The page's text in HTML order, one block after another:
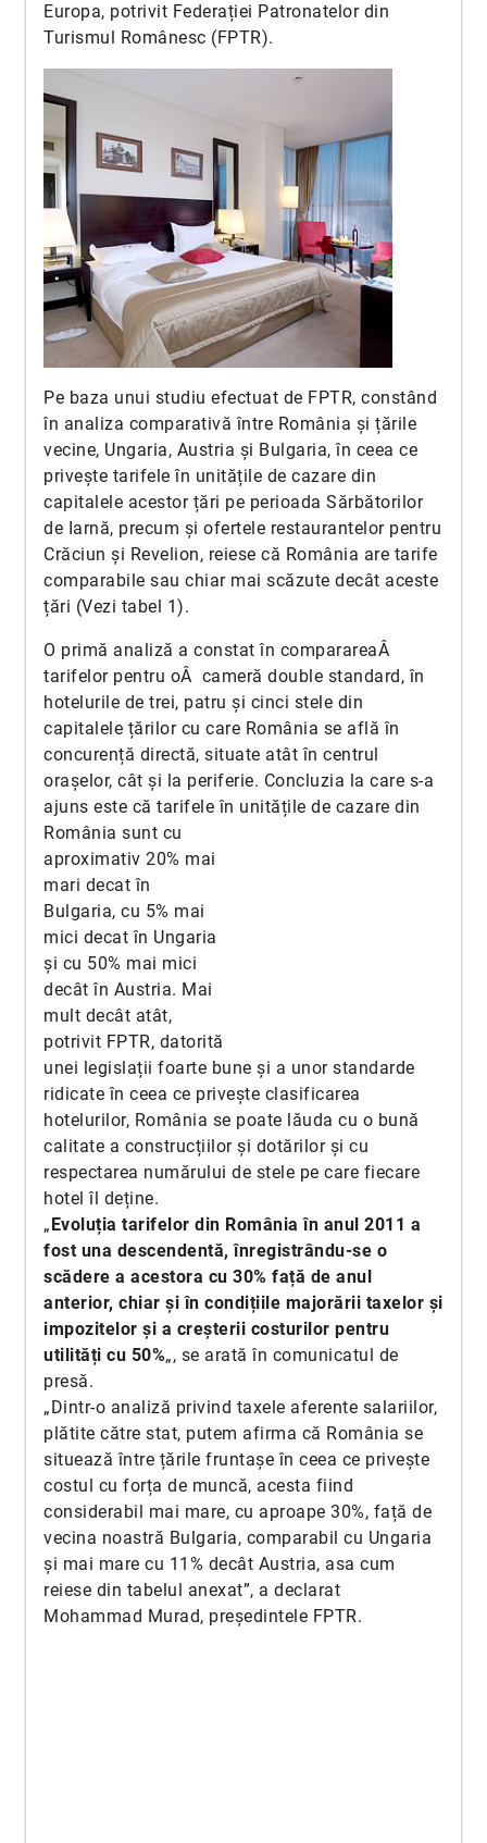
Europa, potrivit Federației Patronatelor din
Turismul Românesc (FPTR).
Pe baza unui studiu efectuat de FPTR, constând
în analiza comparativă între România și țările
vecine, Ungaria, Austria și Bulgaria, în ceea ce
privește tarifele în unitățile de cazare din
capitalele acestor țări pe perioada Sărbătorilor
de Iarnă, precum și ofertele restaurantelor pentru
Crăciun și Revelion, reiese că România are tarife
comparabile sau chiar mai scăzute decât aceste
țări (Vezi tabel 1).
O primă analiză a constat în comparareaÂ
tarifelor pentru oÂ cameră double standard, în
hotelurile de trei, patru și cinci stele din
capitalele țărilor cu care România se află în
concurență directă, situate atât în centrul
orașelor, cât și la periferie. Concluzia la care s-a
ajuns este că tarifele în unitățile de cazare din
România sunt cu
aproximativ 20% mai
mari decat în
Bulgaria, cu 5% mai
mici decat în Ungaria
și cu 50% mai mici
decât în Austria. Mai
mult decât atât,
potrivit FPTR, datorită
unei legislații foarte bune și a unor standarde
ridicate în ceea ce privește clasificarea
hotelurilor, România se poate lăuda cu o bună
calitate a construcțiilor și dotărilor și cu
respectarea numărului de stele pe care fiecare
hotel îl deține.
„Evoluția tarifelor din România în anul 2011 a
fost una descendentă, înregistrându-se o
scădere a acestora cu 30% față de anul
anterior, chiar și în condițiile majorării taxelor și
impozitelor și a creșterii costurilor pentru
utilități cu 50%„, se arată în comunicatul de
presă.
„Dintr-o analiză privind taxele aferente salariilor,
plătite către stat, putem afirma că România se
situează între țările fruntașe în ceea ce privește
costul cu forța de muncă, acesta fiind
considerabil mai mare, cu aproape 30%, față de
vecina noastră Bulgaria, comparabil cu Ungaria
și mai mare cu 11% decât Austria, asa cum
reiese din tabelul anexat”, a declarat
Mohammad Murad, președintele FPTR.